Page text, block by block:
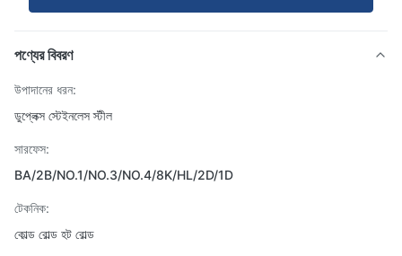
পণ্যের বিবরণ
উপাদানের ধরন:
ডুপ্লেক্স স্টেইনলেস স্টীল
সারফেস:
BA/2B/NO.1/NO.3/NO.4/8K/HL/2D/1D
টেকনিক:
কোল্ড রোল্ড হট রোল্ড